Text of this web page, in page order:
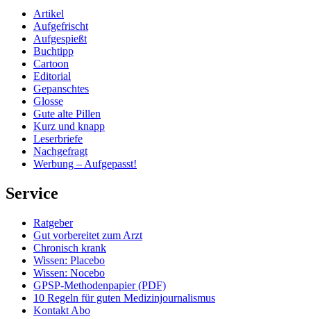
Artikel
Aufgefrischt
Aufgespießt
Buchtipp
Cartoon
Editorial
Gepanschtes
Glosse
Gute alte Pillen
Kurz und knapp
Leserbriefe
Nachgefragt
Werbung – Aufgepasst!
Service
Ratgeber
Gut vorbereitet zum Arzt
Chronisch krank
Wissen: Placebo
Wissen: Nocebo
GPSP-Methodenpapier (PDF)
10 Regeln für guten Medizinjournalismus
Kontakt Abo